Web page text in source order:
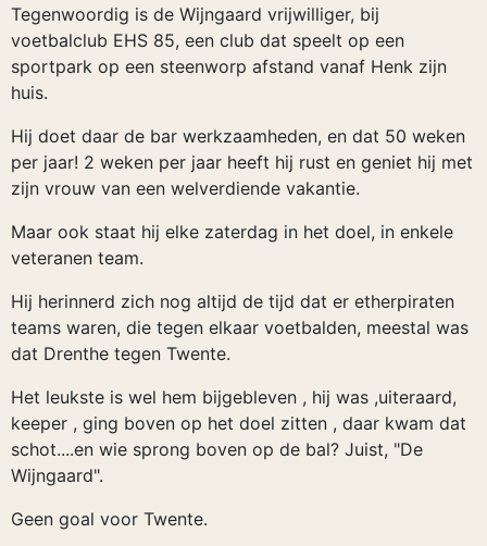
Tegenwoordig is de Wijngaard vrijwilliger, bij
voetbalclub EHS 85, een club dat speelt op een
sportpark op een steenworp afstand vanaf Henk zijn
huis.
Hij doet daar de bar werkzaamheden, en dat 50 weken
per jaar! 2 weken per jaar heeft hij rust en geniet hij met
zijn vrouw van een welverdiende vakantie.
Maar ook staat hij elke zaterdag in het doel, in enkele
veteranen team.
Hij herinnerd zich nog altijd de tijd dat er etherpiraten
teams waren, die tegen elkaar voetbalden, meestal was
dat Drenthe tegen Twente.
Het leukste is wel hem bijgebleven , hij was ,uiteraard,
keeper , ging boven op het doel zitten , daar kwam dat
schot....en wie sprong boven op de bal? Juist, "De
Wijngaard".
Geen goal voor Twente.